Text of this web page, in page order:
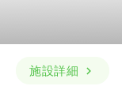
施設詳細